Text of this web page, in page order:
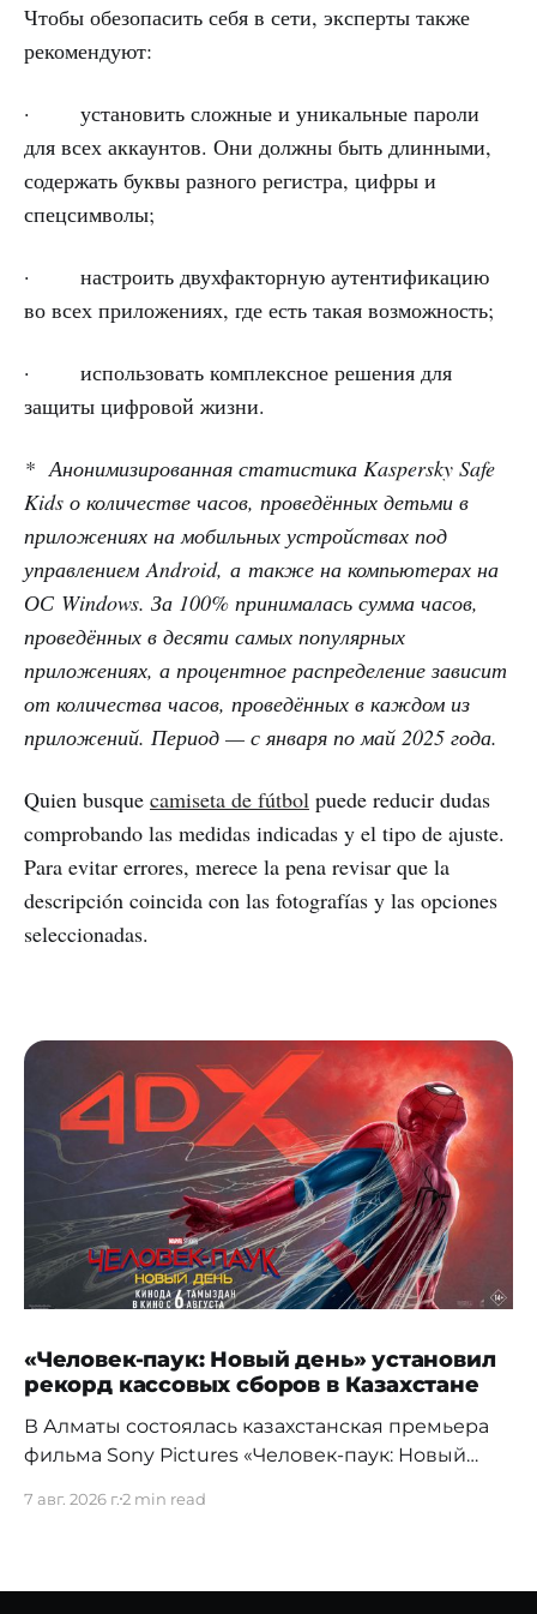
Чтобы обезопасить себя в сети, эксперты также
рекомендуют:
· установить сложные и уникальные пароли
для всех аккаунтов. Они должны быть длинными,
содержать буквы разного регистра, цифры и
спецсимволы;
· настроить двухфакторную аутентификацию
во всех приложениях, где есть такая возможность;
· использовать комплексное решения для
защиты цифровой жизни.
* Анонимизированная статистика Kaspersky Safe
Kids о количестве часов, проведённых детьми в
приложениях на мобильных устройствах под
управлением Android, а также на компьютерах на
ОС Windows. За 100% принималась сумма часов,
проведённых в десяти самых популярных
приложениях, а процентное распределение зависит
от количества часов, проведённых в каждом из
приложений. Период — с января по май 2025 года.
Quien busque camiseta de fútbol puede reducir dudas
comprobando las medidas indicadas y el tipo de ajuste.
Para evitar errores, merece la pena revisar que la
descripción coincida con las fotografías y las opciones
seleccionadas.
«Человек-паук: Новый день» установил
рекорд кассовых сборов в Казахстане
В Алматы состоялась казахстанская премьера
фильма Sony Pictures «Человек-паук: Новый
установила новый абсолютный рекорд
августа в кинотеатре Chaplin Cinemas в ТРЦ
7 авг. 2026 г.2 min read